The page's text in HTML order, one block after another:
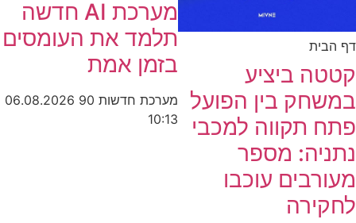
דף הבית
קטטה ביציע
במשחק בין הפועל
פתח תקווה למכבי
נתניה: מספר
מעורבים עוכבו
לחקירה
מערכת AI חדשה
תלמד את העומסים
בזמן אמת
מערכת חדשות 90
06.08.2026
10:13